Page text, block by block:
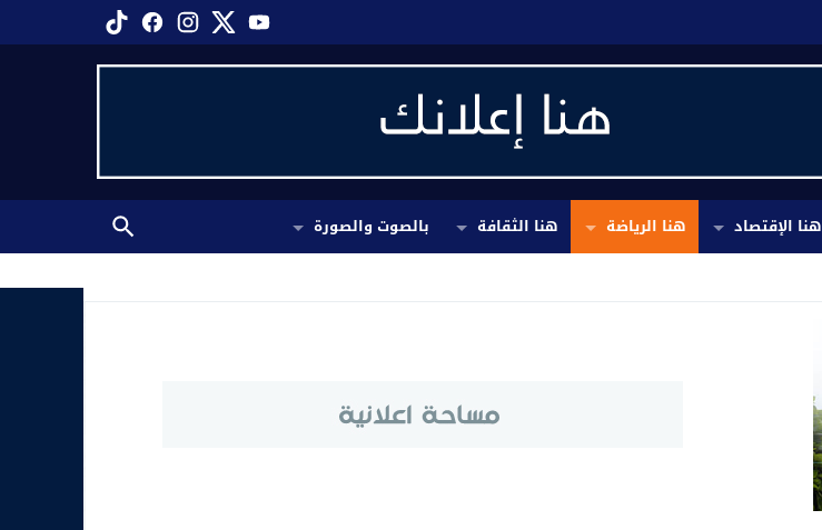
هنا الإقتصاد هنا الرياضة هنا الثقافة
بالصوت والصورة